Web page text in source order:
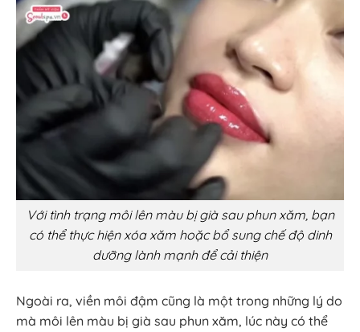
Với tình trạng môi lên màu bị già sau phun xăm, bạn
có thể thực hiện xóa xăm hoặc bổ sung chế độ dinh
dưỡng lành mạnh để cải thiện
Ngoài ra, viền môi đậm cũng là một trong những lý do
mà môi lên màu bị già sau phun xăm, lúc này có thể